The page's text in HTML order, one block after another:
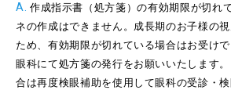
A. 作成指示書（処方箋）の有効期限が切れ
ネの作成はできません。成長期のお子様の
ため、有効期限が切れている場合はお受けで
眼科にて処方箋の発行をお願いいたします
合は再度検眼補助を使用して眼科の受診・